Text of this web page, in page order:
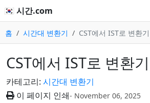
🇰🇷 시간.com
홈 시간대 변환기 CST에서 IST로 변환기
CST에서 IST로 변환기
카테고리: 시간대 변환기
이 페이지 인쇄- November 06, 2025